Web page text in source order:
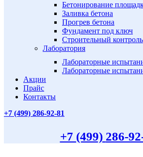
Бетонирование
Заливка бетона
Прогрев бетона
Фундамент под ключ
Строительный контроль
Лаборатория
Лабораторные
Лабораторные
Акции
Прайс
Контакты
+7 (499) 286-92-81
+7 (499) 286-